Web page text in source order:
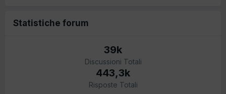
Statistiche forum
39k
Discussioni Totali
443,3k
Risposte Totali